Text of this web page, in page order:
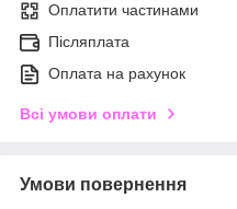
Оплатити частинами
Післяплата
Оплата на рахунок
Всі умови оплати
Умови повернення